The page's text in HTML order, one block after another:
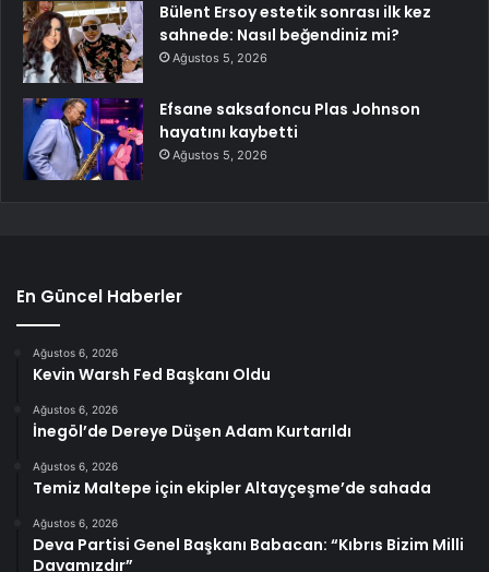
Bülent Ersoy estetik sonrası ilk kez
sahnede: Nasıl beğendiniz mi?
Ağustos 5, 2026
Efsane saksafoncu Plas Johnson
hayatını kaybetti
Ağustos 5, 2026
En Güncel Haberler
Ağustos 6, 2026
Kevin Warsh Fed Başkanı Oldu
Ağustos 6, 2026
İnegöl’de Dereye Düşen Adam Kurtarıldı
Ağustos 6, 2026
Temiz Maltepe için ekipler Altayçeşme’de sahada
Ağustos 6, 2026
Deva Partisi Genel Başkanı Babacan: “Kıbrıs Bizim Milli
Davamızdır”